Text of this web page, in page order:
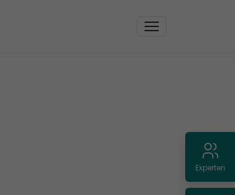
Experten